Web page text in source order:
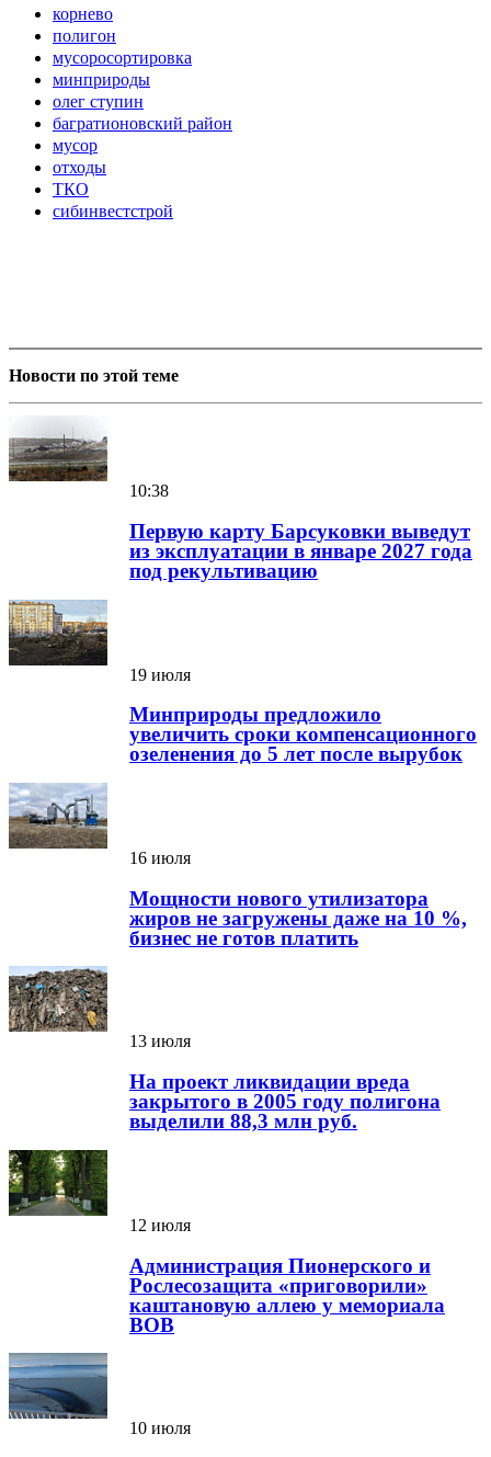
корнево
полигон
мусоросортировка
минприроды
олег ступин
багратионовский район
мусор
отходы
ТКО
сибинвестстрой
Новости по этой теме
10:38
Первую карту Барсуковки выведут
из эксплуатации в январе 2027 года
под рекультивацию
19 июля
Минприроды предложило
увеличить сроки компенсационного
озеленения до 5 лет после вырубок
16 июля
Мощности нового утилизатора
жиров не загружены даже на 10 %,
бизнес не готов платить
13 июля
На проект ликвидации вреда
закрытого в 2005 году полигона
выделили 88,3 млн руб.
12 июля
Администрация Пионерского и
Рослесозащита «приговорили»
каштановую аллею у мемориала
ВОВ
10 июля